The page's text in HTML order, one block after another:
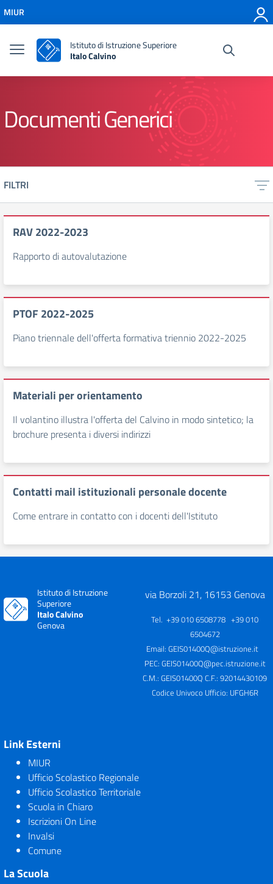
Vai al menu di navigazione
Vai al footer
MIUR
Istituto di Istruzione Superiore
Italo Calvino
Documenti Generici
FILTRI
RAV 2022-2023
Rapporto di autovalutazione
PTOF 2022-2025
Piano triennale dell'offerta formativa triennio 2022-2025
Materiali per orientamento
Il volantino illustra l'offerta del Calvino in modo sintetico; la
brochure presenta i diversi indirizzi
Contatti mail istituzionali personale docente
Come entrare in contatto con i docenti dell'Istituto
Istituto di Istruzione
Superiore
Italo Calvino
Genova
via Borzoli 21, 16153 Genova
Tel. +39 010 6508778 +39 010
6504672
Email: GEIS01400Q@istruzione.it
PEC: GEIS01400Q@pec.istruzione.it
C.M.: GEIS01400Q C.F.: 92014430109
Codice Univoco Ufficio: UFGH6R
Link Esterni
MIUR
Ufficio Scolastico Regionale
Ufficio Scolastico Territoriale
Scuola in Chiaro
Iscrizioni On Line
Invalsi
Comune
La Scuola